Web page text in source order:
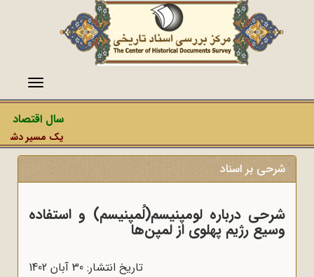
منو
سال اقتصاد
یک مسیر
شرحی بر اسناد
شرحی درباره لومپنیسم(لُمپنیسم) و استفاده
وسیع رژیم پهلوی از لمپن‌ها
تاریخ انتشار: 30 آبان 1402